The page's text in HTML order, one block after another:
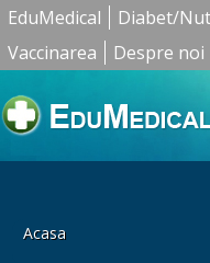
EduMedical Diabet/
Vaccinarea
Despre noi
Acasa